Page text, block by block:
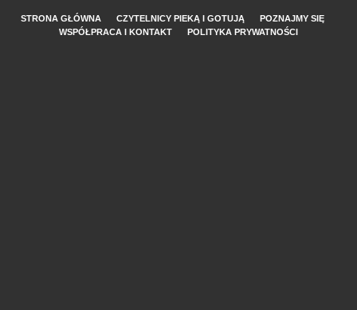
STRONA GŁÓWNA CZYTELNICY PIEKĄ I GOTUJĄ
POZNAJMY SIĘ
WSPÓŁPRACA I KONTAKT
POLITYKA PRYWATNOŚCI